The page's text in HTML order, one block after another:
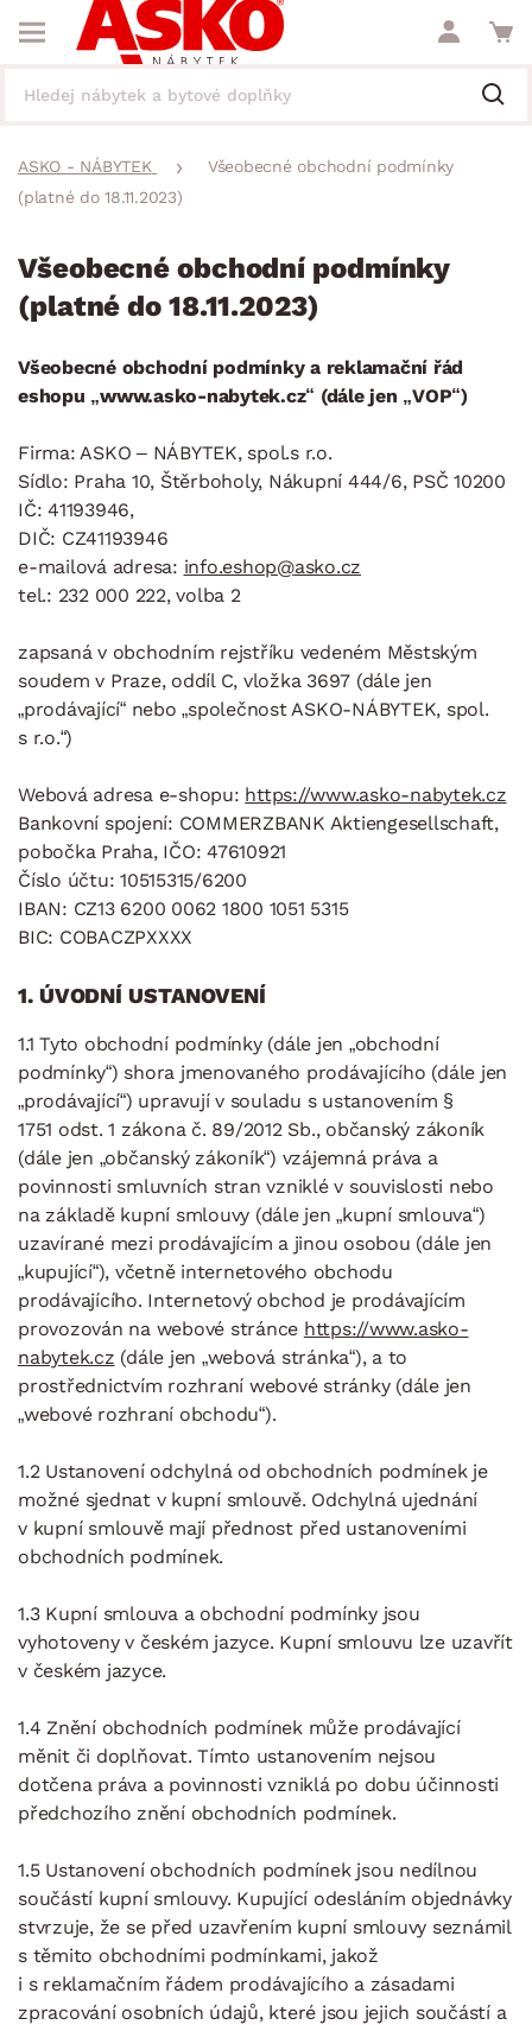
ASKO - NÁBYTEK
Všeobecné obchodní podmínky
(platné do 18.11.2023)
Všeobecné obchodní podmínky
(platné do 18.11.2023)
Všeobecné obchodní podmínky a reklamační řád
eshopu „www.asko-nabytek.cz“ (dále jen „VOP“)
Firma: ASKO – NÁBYTEK, spol.s r.o.
Sídlo: Praha 10, Štěrboholy, Nákupní 444/6, PSČ 10200
IČ: 41193946,
DIČ: CZ41193946
e-mailová adresa: info.eshop@asko.cz
tel.: 232 000 222, volba 2
zapsaná v obchodním rejstříku vedeném Městským
soudem v Praze, oddíl C, vložka 3697 (dále jen
„prodávající“ nebo „společnost ASKO-NÁBYTEK, spol.
s r.o.“)
Webová adresa e-shopu: https://www.asko-nabytek.cz
Bankovní spojení: COMMERZBANK Aktiengesellschaft,
pobočka Praha, IČO: 47610921
Číslo účtu: 10515315/6200
IBAN: CZ13 6200 006­2 1800 1051 5­315
BIC: COBACZPXXXX
1. ÚVODNÍ USTANOVENÍ
1.1 Tyto obchodní podmínky (dále jen „obchodní
podmínky“) shora jmenovaného prodávajícího (dále jen
„prodávající“) upravují v souladu s ustanovením §
1751 odst. 1 zákona č. 89/2012 Sb., občanský zákoník
(dále jen „občanský zákoník“) vzájemná práva a
povinnosti smluvních stran vzniklé v souvislosti nebo
na základě kupní smlouvy (dále jen „kupní smlouva“)
uzavírané mezi prodávajícím a jinou osobou (dále jen
„kupující“), včetně internetového obchodu
prodávajícího. Internetový obchod je prodávajícím
provozován na webové stránce https://www.asko-
nabytek.cz (dále jen „webová stránka“), a to
prostřednictvím rozhraní webové stránky (dále jen
„webové rozhraní obchodu“).
1.2 Ustanovení odchylná od obchodních podmínek je
možné sjednat v kupní smlouvě. Odchylná ujednání
v kupní smlouvě mají přednost před ustanoveními
obchodních podmínek.
1.3 Kupní smlouva a obchodní podmínky jsou
vyhotoveny v českém jazyce. Kupní smlouvu lze uzavřít
v českém jazyce.
1.4 Znění obchodních podmínek může prodávající
měnit či doplňovat. Tímto ustanovením nejsou
dotčena práva a povinnosti vzniklá po dobu účinnosti
předchozího znění obchodních podmínek.
1.5 Ustanovení obchodních podmínek jsou nedílnou
součástí kupní smlouvy. Kupující odesláním objednávky
stvrzuje, že se před uzavřením kupní smlouvy seznámil
s těmito obchodními podmínkami, jakož
i s reklamačním řádem prodávajícího a zásadami
zpracování osobních údajů, které jsou jejich součástí a